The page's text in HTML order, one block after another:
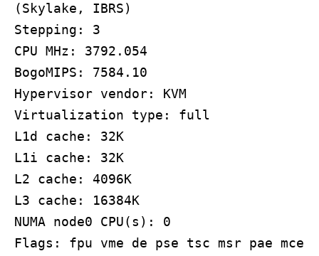
(Skylake, IBRS)
Stepping: 3
CPU MHz: 3792.054
BogoMIPS: 7584.10
Hypervisor vendor: KVM
Virtualization type: full
L1d cache: 32K
L1i cache: 32K
L2 cache: 4096K
L3 cache: 16384K
NUMA node0 CPU(s): 0
Flags: fpu vme de pse tsc msr pae mce